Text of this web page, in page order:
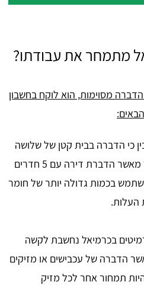
מתמחר את עבודתו?
מסוימות, הוא לוקח בחשבון
כי הדברה בבית קטן של שלושה
חדרים, תהיה זולה יותר מאשר הדברת דירה עם 5 חדרים
בכמות גדולה יותר של חומר
העלות.
בכרמיאל נחשבת לקשה
הדברה של עכבישים או מזיקים
תמחור אחר לכל מזיק